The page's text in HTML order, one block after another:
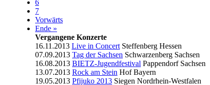
6
7
Vorwärts
Ende »
Vergangene Konzerte
16.11.2013 Live in Concert Steffenberg Hessen
07.09.2013 Tag der Sachsen Schwarzenberg Sachsen
16.08.2013 BIETZ-Jugendfestival Pappendorf Sachsen
13.07.2013 Rock am Stein Hof Bayern
19.05.2013 Pfijuko 2013 Siegen Nordrhein-Westfalen